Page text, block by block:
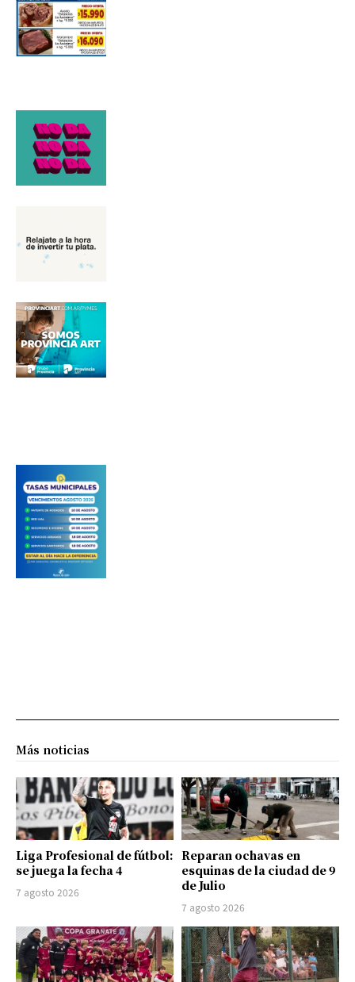
Más noticias
Liga Profesional de fútbol:
se juega la fecha 4
7 agosto 2026
Reparan ochavas en
esquinas de la ciudad de 9
de Julio
7 agosto 2026